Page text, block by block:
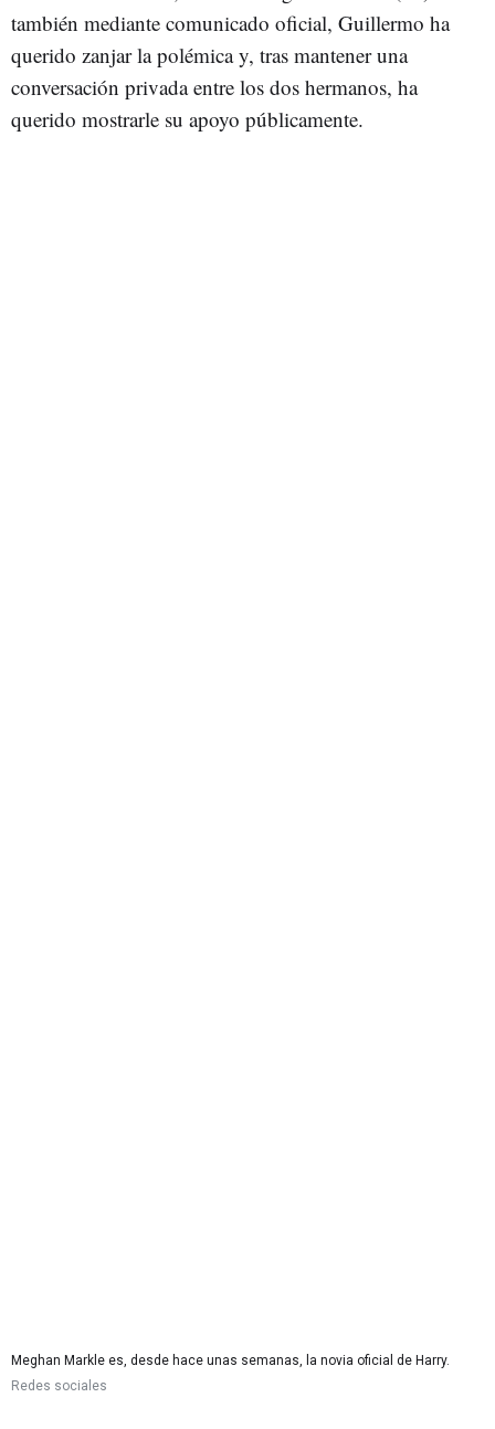
también mediante comunicado oficial, Guillermo ha
querido zanjar la polémica y, tras mantener una
conversación privada entre los dos hermanos, ha
querido mostrarle su apoyo públicamente.
Meghan Markle es, desde hace unas semanas, la novia oficial de Harry.
Redes sociales